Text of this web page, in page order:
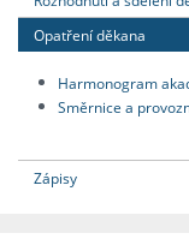
Opatření děkana
Harmonogram
Směrnice a
Zápisy